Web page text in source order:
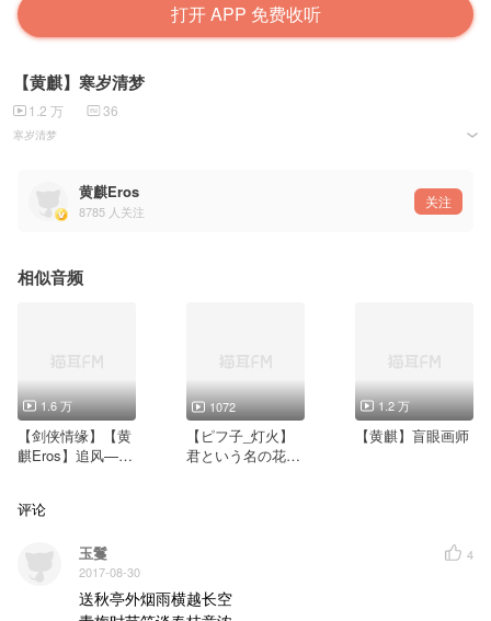
打开 APP 免费收听
【黄麒】寒岁清梦
1.2 万 36
寒岁清梦
策划：骊歌Crystal
作词：千叶君少
作曲：黄师傅HBY
混音：死神
海报：水云汐
企鹅群：574720108
送秋亭外烟雨横越长空
青梅时节笑谈春枝意浓
临水自问谢过川野流风
也曾轻踏云阶御剑凌空
远望天海潮起雷火暗涌
淡然隐去昔时忘情相拥
是谁造就无瑕清梦
方知荒寒岁月最深重
痴爱九劫无疾而终
黄麒Eros
8785 人关注
关注
相似音频
1.6 万
【剑侠情缘】【黄
麒Eros】追风——
1072
【ピフ子_灯火】
君という名の花
1.2 万
【黄麒】盲眼画师
评论
玉鬘
2017-08-30
4
送秋亭外烟雨横越长空